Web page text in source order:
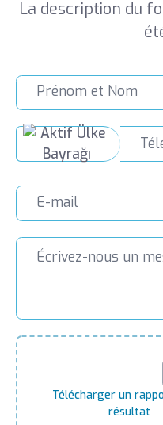
La description du
Télécharger un
résultat